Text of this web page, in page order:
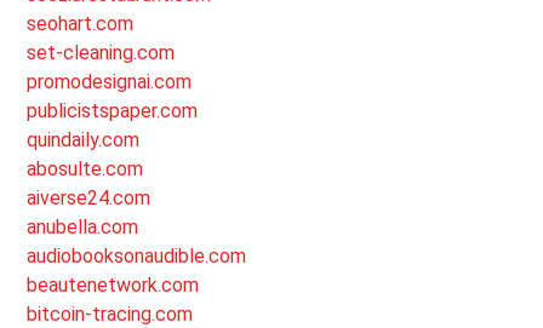
seohart.com
set-cleaning.com
promodesignai.com
publicistspaper.com
quindaily.com
abosulte.com
aiverse24.com
anubella.com
audiobooksonaudible.com
beautenetwork.com
bitcoin-tracing.com